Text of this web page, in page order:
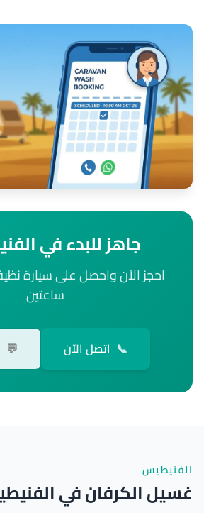
جاهز للبدء في
احجز الآن واحصل على سيارة
ساعتين
📞 اتصل الآن 💬
الفنيطيس
غسيل الكرفان في